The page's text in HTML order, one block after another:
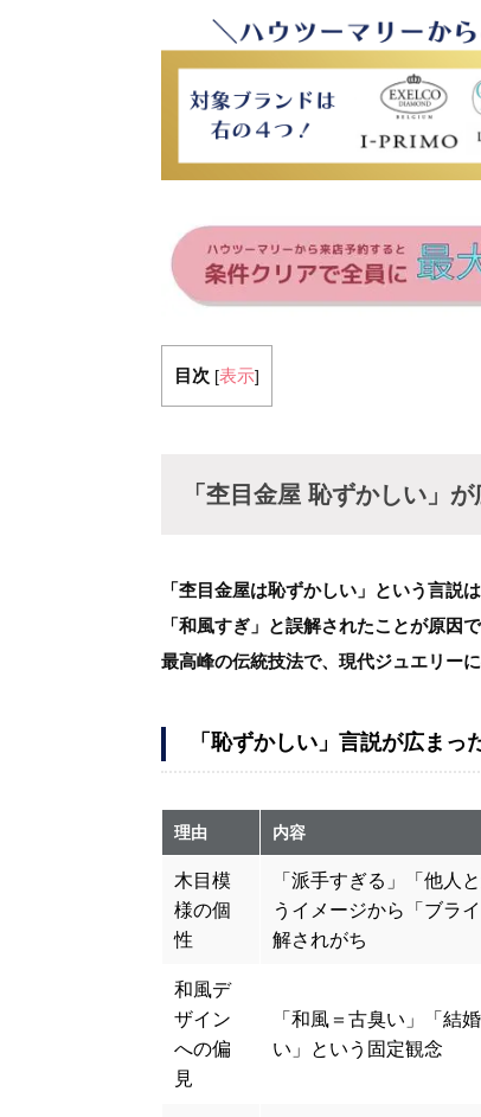
目次 [表示]
「杢目金屋 恥ずかしい」
「杢目金屋は恥ずかしい」という言説
「和風すぎ」と誤解されたことが原因
最高峰の伝統技法で、現代ジュエリー
「恥ずかしい」言説が広まっ
理由 内容
木目模
様の個
性
「派手すぎる」「他人
うイメージから「ブラ
解されがち
和風デ
ザイン
への偏
見
「和風＝古臭い」「結
い」という固定観念